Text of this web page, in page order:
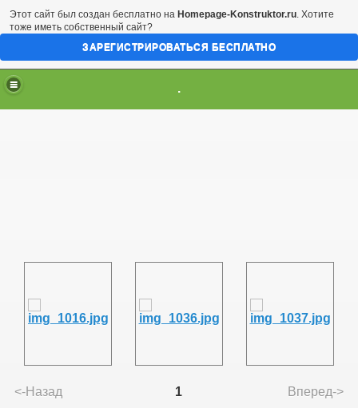
.
<-Назад 1 Вперед->
Этот сайт был создан бесплатно на Homepage-Konstruktor.ru. Хотите
тоже иметь собственный сайт?
ЗАРЕГИСТРИРОВАТЬСЯ БЕСПЛАТНО